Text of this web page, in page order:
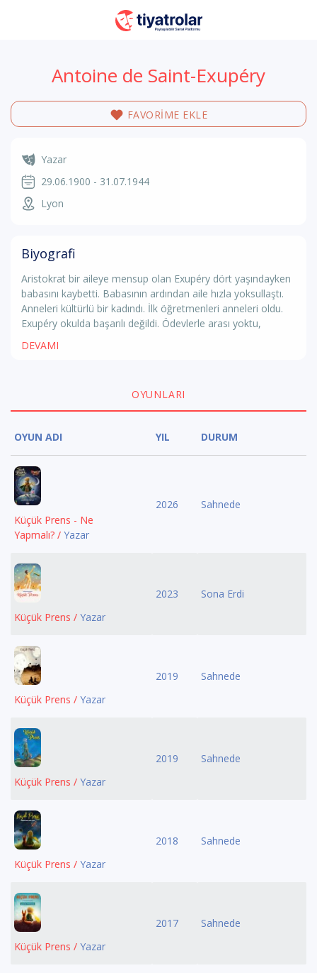
Antoine de Saint-Exupéry
FAVORİME EKLE
Yazar
29.06.1900 - 31.07.1944
Lyon
Biyografi
Aristokrat bir aileye mensup olan Exupéry dört yaşındayken
babasını kaybetti. Babasının ardından aile hızla yoksullaştı.
Anneleri kültürlü bir kadındı. İlk öğretmenleri anneleri oldu.
Exupéry okulda başarılı değildi. Ödevlerle arası yoktu,
DEVAMI
OYUNLARI
OYUN ADI YIL DURUM
Küçük Prens - Ne
Yapmalı? / Yazar
2026 Sahnede
Küçük Prens / Yazar
2023 Sona Erdi
Küçük Prens / Yazar
2019 Sahnede
Küçük Prens / Yazar
2019 Sahnede
Küçük Prens / Yazar
2018 Sahnede
Küçük Prens / Yazar
2017 Sahnede